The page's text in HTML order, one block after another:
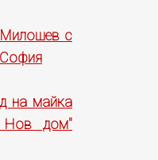
с
на майка
Нов дом"